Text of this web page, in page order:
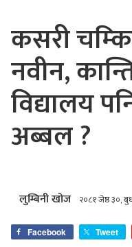
कसरी
नवीन,
विद्यालय
अब्बल ?
लुम्बिनी खोज २०८१ जेष्ठ ३०,
Facebook Tweet